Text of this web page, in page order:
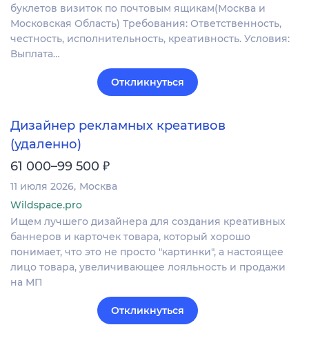
буклетов визиток по почтовым ящикам(Москва и
Московская Область) Требования: Ответственность,
честность, исполнительность, креативность. Условия:
Выплата…
Откликнуться
Дизайнер рекламных креативов
(удаленно)
61 000–99 500 ₽
11 июля 2026 Москва
Wildspace.pro
Ищем лучшего дизайнера для создания креативных
баннеров и карточек товара, который хорошо
понимает, что это не просто "картинки", а настоящее
лицо товара, увеличивающее лояльность и продажи
на МП
Откликнуться